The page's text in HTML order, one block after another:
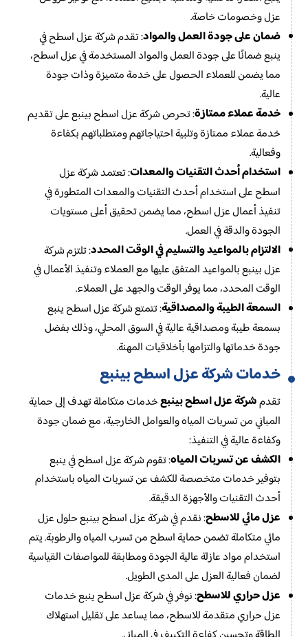
عزل وخصومات خاصة.
ضمان على جودة العمل والمواد: تقدم شركة عزل اسطح في
ينبع ضمانًا على جودة العمل والمواد المستخدمة في عزل اسطح،
مما يضمن للعملاء الحصول على خدمة متميزة وذات جودة
عالية.
خدمة عملاء ممتازة: تحرص شركة عزل اسطح بينبع على تقديم
خدمة عملاء ممتازة وتلبية احتياجاتهم ومتطلباتهم بكفاءة
وفعالية.
استخدام أحدث التقنيات والمعدات: تعتمد شركة عزل
اسطح على استخدام أحدث التقنيات والمعدات المتطورة في
تنفيذ أعمال عزل اسطح، مما يضمن تحقيق أعلى مستويات
الجودة والدقة في العمل.
الالتزام بالمواعيد والتسليم في الوقت المحدد: تلتزم شركة
عزل بينبع بالمواعيد المتفق عليها مع العملاء وتنفيذ الأعمال في
الوقت المحدد، مما يوفر الوقت والجهد على العملاء.
السمعة الطيبة والمصداقية: تتمتع شركة عزل اسطح ينبع
بسمعة طيبة ومصداقية عالية في السوق المحلي، وذلك بفضل
جودة خدماتها والتزامها بأخلاقيات المهنة.
خدمات شركة عزل اسطح بينبع
تقدمشركة عزل اسطح بينبعخدمات متكاملة تهدف إلى حماية
المباني من تسربات المياه والعوامل الخارجية، مع ضمان جودة
وكفاءة عالية في التنفيذ:
الكشف عن تسربات المياه: تقوم شركة عزل اسطح في ينبع
بتوفير خدمات متخصصة للكشف عن تسربات المياه باستخدام
أحدث التقنيات والأجهزة الدقيقة.
عزل مائي للاسطح: نقدم في شركة عزل اسطح بينبع حلول عزل
مائي متكاملة تضمن حماية اسطح من تسرب المياه والرطوبة. يتم
استخدام مواد عازلة عالية الجودة ومطابقة للمواصفات القياسية
لضمان فعالية العزل على المدى الطويل.
عزل حراري للاسطح: نوفر في شركة عزل اسطح ينبع خدمات
عزل حراري متقدمة للاسطح، مما يساعد على تقليل استهلاك